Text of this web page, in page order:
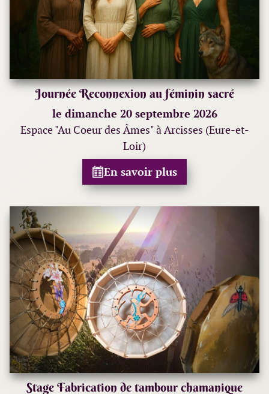
Journée Reconnexion au féminin sacré
le dimanche 20 septembre 2026
Espace "Au Coeur des Âmes" à Arcisses (Eure-et-
Loir)
En savoir plus
Stage Fabrication de tambour chamanique